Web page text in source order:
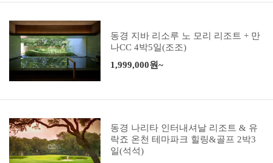
동경 지바 리소루 노 모리 리조트 + 만
나CC 4박5일(조조)
1,999,000원~
동경 나리타 인터내셔날 리조트 & 유
락죠 온천 테마파크 힐링&골프 2박3
일(석석)